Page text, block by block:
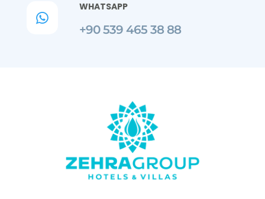

WHATSAPP
+90 539 465 38 88